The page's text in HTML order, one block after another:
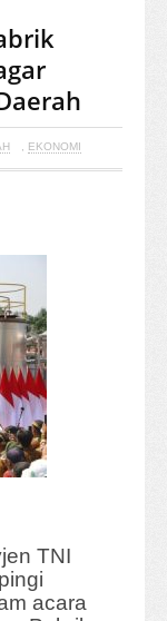
, EKONOMI
TNI
acara